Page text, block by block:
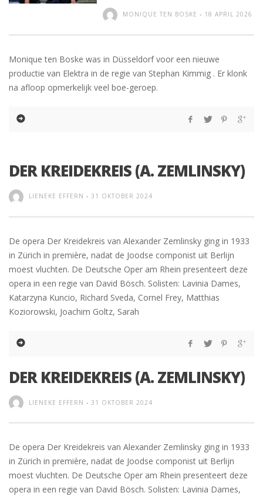
MONIQUE TEN BOSKE - 18 APRIL 2026
Monique ten Boske was in Düsseldorf voor een nieuwe
productie van Elektra in de regie van Stephan Kimmig . Er klonk
na afloop opmerkelijk veel boe-geroep.
DER KREIDEKREIS (A. ZEMLINSKY)
LIENEKE EFFERN - 31 OKTOBER 2024
De opera Der Kreidekreis van Alexander Zemlinsky ging in 1933
in Zürich in première, nadat de Joodse componist uit Berlijn
moest vluchten. De Deutsche Oper am Rhein presenteert deze
opera in een regie van David Bösch. Solisten: Lavinia Dames,
Katarzyna Kuncio, Richard Sveda, Cornel Frey, Matthias
Koziorowski, Joachim Goltz, Sarah
DER KREIDEKREIS (A. ZEMLINSKY)
LIENEKE EFFERN - 31 OKTOBER 2024
De opera Der Kreidekreis van Alexander Zemlinsky ging in 1933
in Zürich in première, nadat de Joodse componist uit Berlijn
moest vluchten. De Deutsche Oper am Rhein presenteert deze
opera in een regie van David Bösch. Solisten: Lavinia Dames,